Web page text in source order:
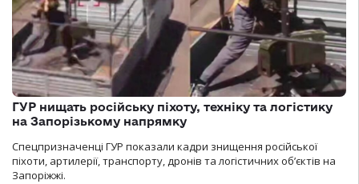
ГУР нищать російську піхоту, техніку та логістику
на Запорізькому напрямку
Спецпризначенці ГУР показали кадри знищення російської
піхоти, артилерії, транспорту, дронів та логістичних об’єктів на
Запоріжжі.